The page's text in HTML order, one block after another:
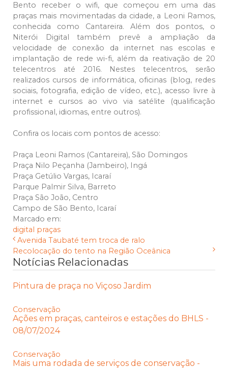
Bento receber o wifi, que começou em uma das
praças mais movimentadas da cidade, a Leoni Ramos,
conhecida como Cantareira. Além dos pontos, o
Niterói Digital também prevê a ampliação da
velocidade de conexão da internet nas escolas e
implantação de rede wi-fi, além da reativação de 20
telecentros até 2016. Nestes telecentros, serão
realizados cursos de informática, oficinas (blog, redes
sociais, fotografia, edição de vídeo, etc.), acesso livre à
internet e cursos ao vivo via satélite (qualificação
profissional, idiomas, entre outros).
Confira os locais com pontos de acesso:
Praça Leoni Ramos (Cantareira), São Domingos
Praça Nilo Peçanha (Jambeiro), Ingá
Praça Getúlio Vargas, Icaraí
Parque Palmir Silva, Barreto
Praça São João, Centro
Campo de São Bento, Icaraí
Marcado em:
digital praças
Avenida Taubaté tem troca de ralo
Recolocação do tento na Região Oceânica
Notícias Relacionadas
Pintura de praça no Viçoso Jardim
Conservação
Ações em praças, canteiros e estações do BHLS -
08/07/2024
Conservação
Mais uma rodada de serviços de conservação -